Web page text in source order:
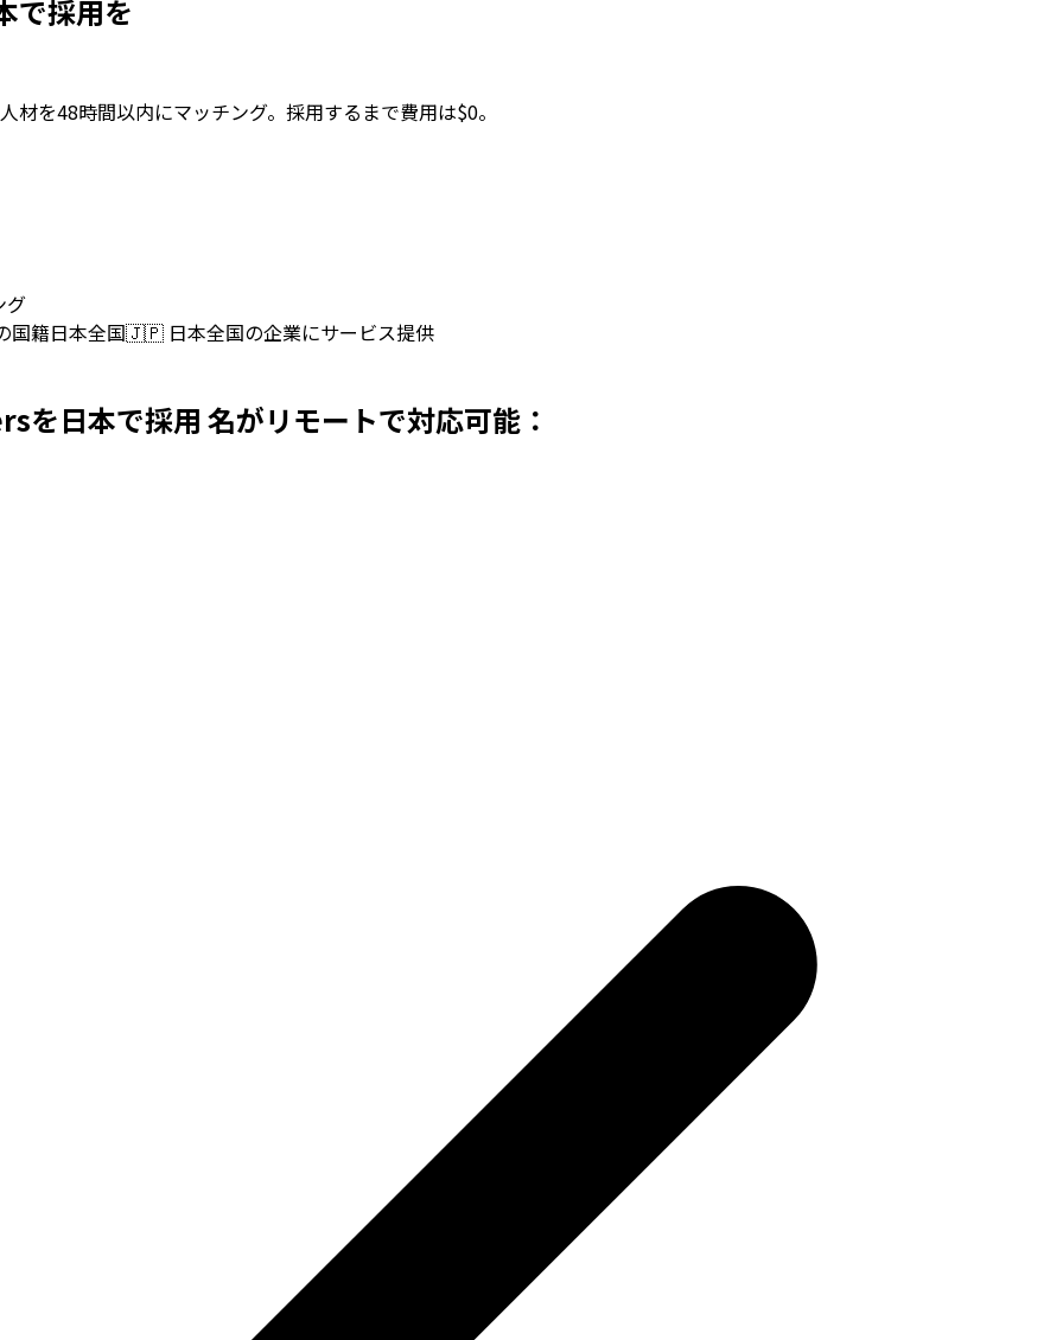
採用を
を48時間以内にマッチング。採用するまで費用は$0。
グ
国籍日本全国🇯🇵 日本全国の企業にサービス提供
日本で採用 名がリモートで対応可能：